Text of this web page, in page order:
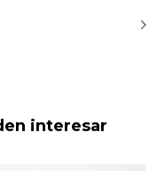
interesar